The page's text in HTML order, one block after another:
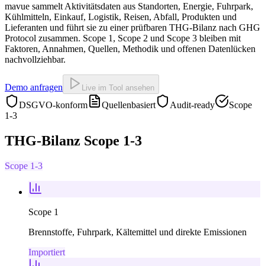
mavue sammelt Aktivitätsdaten aus Standorten, Energie, Fuhrpark,
Kühlmitteln, Einkauf, Logistik, Reisen, Abfall, Produkten und
Lieferanten und führt sie zu einer prüfbaren THG-Bilanz nach GHG
Protocol zusammen. Scope 1, Scope 2 und Scope 3 bleiben mit
Faktoren, Annahmen, Quellen, Methodik und offenen Datenlücken
nachvollziehbar.
Demo anfragen Live im Tool ansehen
DSGVO-konform Quellenbasiert Audit-ready
Scope
1-3
THG-Bilanz Scope 1-3
Scope 1-3
Scope 1
Brennstoffe, Fuhrpark, Kältemittel und direkte Emissionen
Importiert